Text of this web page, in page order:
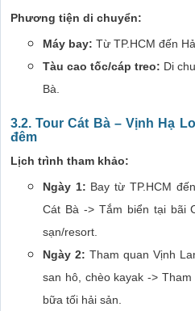
Phương tiện di chuyển:
Máy bay: Từ TP.HCM đến
Tàu cao tốc/cáp treo: Di
Bà.
3.2. Tour Cát Bà – Vịnh Hạ
đêm
Lịch trình tham khảo:
Ngày 1: Bay từ TP.HCM
Cát Bà -> Tắm biển tại bãi
sạn/resort.
Ngày 2: Tham quan Vịnh
san hô, chèo kayak ->
bữa tối hải sản.